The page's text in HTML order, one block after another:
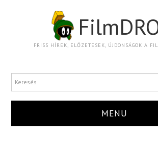
FRISS HÍREK, ELŐZETESEK, ÚJDONSÁGOK A
MENU